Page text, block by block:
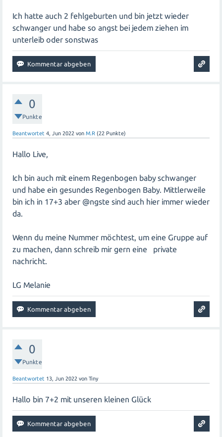
Ich hatte auch 2 fehlgeburten und bin jetzt wieder
schwanger und habe so angst bei jedem ziehen im
unterleib oder sonstwas
0
Punkte
Beantwortet 4, Jun 2022 von M.R (22 Punkte)
Hallo Live,
Ich bin auch mit einem Regenbogen baby schwanger
und habe ein gesundes Regenbogen Baby. Mittlerweile
bin ich in 17+3 aber @ngste sind auch hier immer wieder
da.
Wenn du meine Nummer möchtest, um eine Gruppe auf
zu machen, dann schreib mir gern eine private
nachricht.
LG Melanie
0
Punkte
Beantwortet 13, Jun 2022 von Tiny
Hallo bin 7+2 mit unseren kleinen Glück